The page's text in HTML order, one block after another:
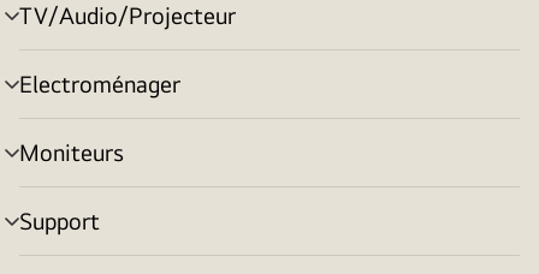
TV/Audio/Projecteur
menu
déroulant
Electroménager
menu
déroulant
Moniteurs
menu
déroulant
Support
menu
déroulant